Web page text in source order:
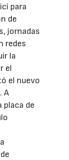
para
de
jornadas
redes
la
el
el nuevo
A
placa de